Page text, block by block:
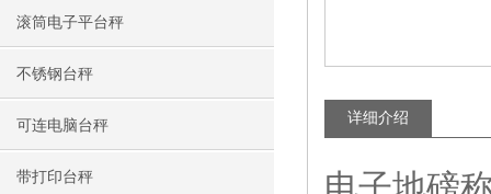
滚筒电子平台秤
不锈钢台秤
可连电脑台秤
带打印台秤
详细介绍